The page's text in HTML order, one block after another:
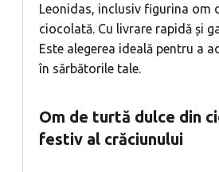
Leonidas, inclusiv figurina om
ciocolată. Cu livrare rapidă și
Este alegerea ideală pentru a
în sărbătorile tale.
Om de turtă dulce din
festiv al crăciunului